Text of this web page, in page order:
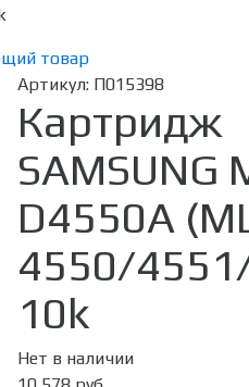
товар
Артикул: П015398
Картридж
SAMSUNG
D4550A
4550/
10k
Нет в наличии